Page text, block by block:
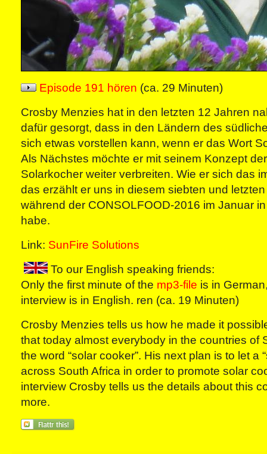
Episode 191 hören (ca. 29 Minuten)
Crosby Menzies hat in den letzten 12 Jahren
dafür gesorgt, dass in den Ländern des
sich etwas vorstellen kann, wenn er das Wort
Als Nächstes möchte er mit seinem Konzept
Solarkocher weiter verbreiten. Wie er sich das
das erzählt er uns in diesem siebten und
während der CONSOLFOOD-2016 im Januar
habe.
Link: SunFire Solutions
To our English speaking friends:
Only the first minute of the mp3-file is in
interview is in English. ren (ca. 19 Minuten)
Crosby Menzies tells us how he made it
that today almost everybody in the countries of
the word “solar cooker”. His next plan is to let a
across South Africa in order to promote solar
interview Crosby tells us the details about this
more.